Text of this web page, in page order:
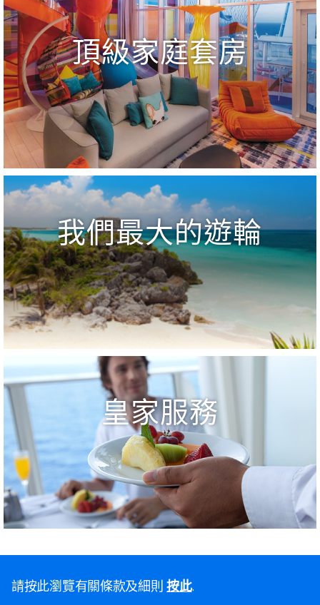
頂級家庭套房
我們最大的遊輪
皇家服務
請按此瀏覽有關條款及細則按此.